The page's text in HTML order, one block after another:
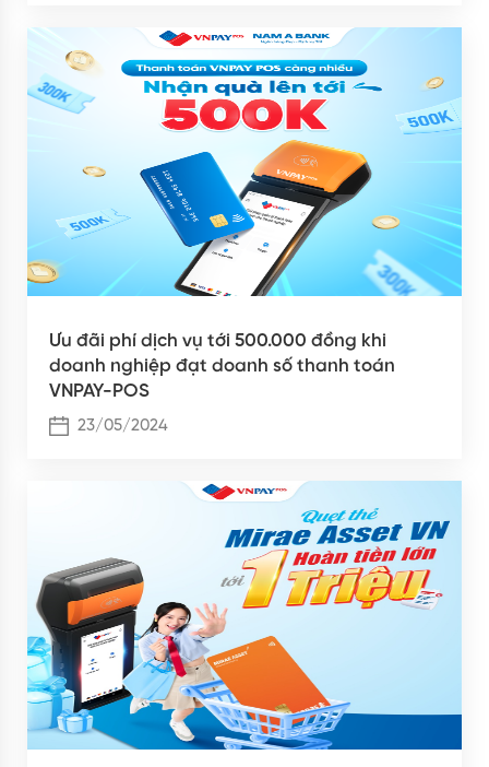
Ưu đãi phí dịch vụ tới 500.000 đồng khi
doanh nghiệp đạt doanh số thanh toán
VNPAY-POS
23/05/2024